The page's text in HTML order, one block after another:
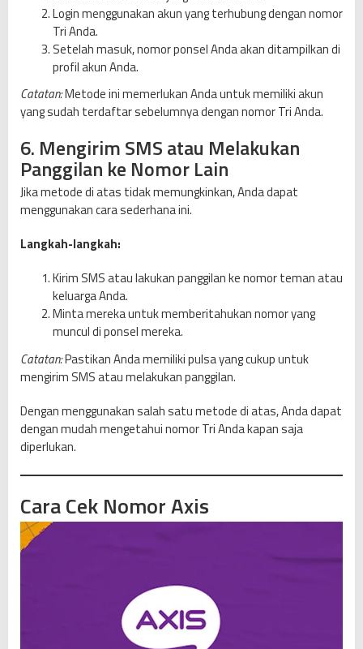
Login menggunakan akun yang terhubung dengan nomor
Tri Anda.
Setelah masuk, nomor ponsel Anda akan ditampilkan di
profil akun Anda.
Catatan:Metode ini memerlukan Anda untuk memiliki akun
yang sudah terdaftar sebelumnya dengan nomor Tri Anda.
6. Mengirim SMS atau Melakukan
Panggilan ke Nomor Lain
Jika metode di atas tidak memungkinkan, Anda dapat
menggunakan cara sederhana ini.
Langkah-langkah:
Kirim SMS atau lakukan panggilan ke nomor teman atau
keluarga Anda.
Minta mereka untuk memberitahukan nomor yang
muncul di ponsel mereka.
Catatan:Pastikan Anda memiliki pulsa yang cukup untuk
mengirim SMS atau melakukan panggilan.
Dengan menggunakan salah satu metode di atas, Anda dapat
dengan mudah mengetahui nomor Tri Anda kapan saja
diperlukan.
Cara Cek Nomor Axis